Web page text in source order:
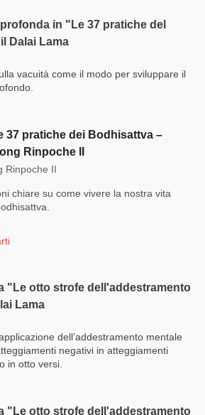
in "Le 37 pratiche del
Dalai Lama
vacuità come il modo per sviluppare il
37 pratiche dei Bodhisattva –
Rinpoche II
Rinpoche II
chiare su come vivere la nostra vita
"Le otto strofe dell'addestramento
Lama
dell’addestramento mentale
negativi in atteggiamenti
in otto versi.
"Le otto strofe dell'addestramento